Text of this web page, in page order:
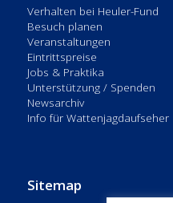
Verhalten bei Heuler-Fund
Besuch planen
Veranstaltungen
Eintrittspreise
Jobs & Praktika
Unterstützung / Spenden
Newsarchiv
Info für Wattenjagdaufseher
Sitemap